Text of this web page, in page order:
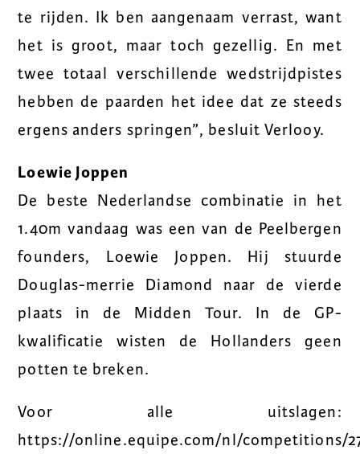
te rijden. Ik ben aangenaam verrast, want
het is groot, maar toch gezellig. En met
twee totaal verschillende wedstrijdpistes
hebben de paarden het idee dat ze steeds
ergens anders springen”, besluit Verlooy.
Loewie Joppen
De beste Nederlandse combinatie in het
1.40m vandaag was een van de Peelbergen
founders, Loewie Joppen. Hij stuurde
Douglas-merrie Diamond naar de vierde
plaats in de Midden Tour. In de GP-
kwalificatie wisten de Hollanders geen
potten te breken.
Voor alle uitslagen:
https://online.equipe.com/nl/competitions/